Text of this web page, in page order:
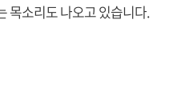
목소리도 나오고 있습니다.